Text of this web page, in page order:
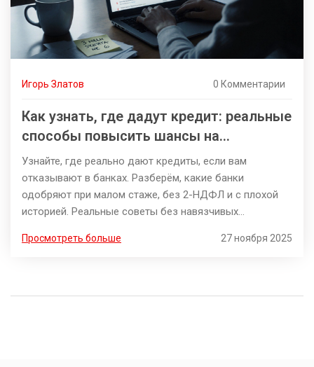
Игорь Златов 0 Комментарии
Как узнать, где дадут кредит: реальные
способы повысить шансы на
одобрение
Узнайте, где реально дают кредиты, если вам
отказывают в банках. Разберём, какие банки
одобряют при малом стаже, без 2-НДФЛ и с плохой
историей. Реальные советы без навязчивых
Просмотреть больше 27 ноября 2025